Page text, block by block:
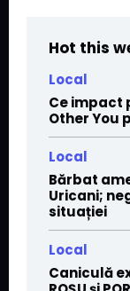
Hot this
Local
Ce impact
Other You
Local
Bărbat
Uricani;
situației
Local
Caniculă